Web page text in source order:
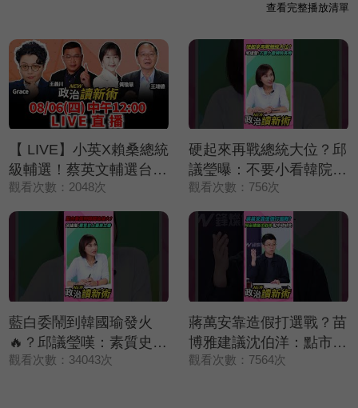
查看完整播放清單
【 LIVE】小英X賴桑總統
級輔選！蔡英文輔選台
東！賴清德火力全開嗆盧
秀燕！台東吳秀華十億商
業帝國翻覆？蔣萬安粉絲
嗜血出征｜Grace 王瑞德
王義川 黃瓊慧【政治讀
新術】完整版20260806
觀看次數：2048次
硬起來再戰總統大位？邱
議瑩曝：不要小看韓院長
唷❗❗❗【政治讀新術】精彩
速看⚡20260803
觀看次數：756次
藍白委鬧到韓國瑜發火
🔥？邱議瑩嘆：素質史上
最差立委💢【政治讀新
觀看次數：34043次
蔣萬安靠造假打選戰？苗
博雅建議沈伯洋：點市政
缺失✨【政治讀新術】精
觀看次數：7564次